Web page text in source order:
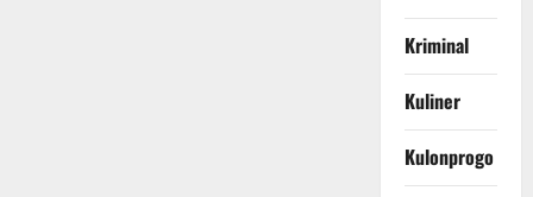
Kriminal
Kuliner
Kulonprogo